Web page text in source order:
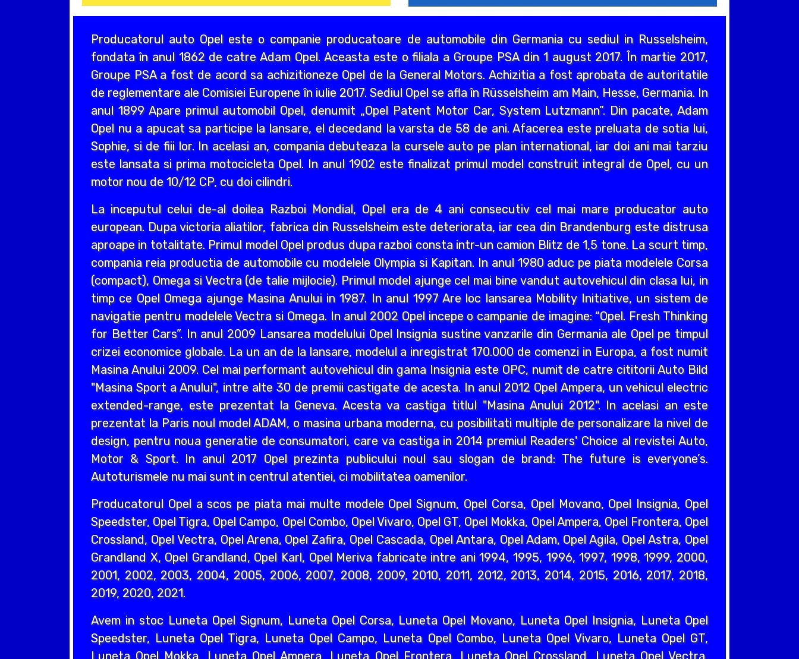
Producatorul auto Opel este o companie producatoare de automobile din Germania cu sediul in Russelsheim,
fondata în anul 1862 de catre Adam Opel. Aceasta este o filiala a Groupe PSA din 1 august 2017. În martie 2017,
Groupe PSA a fost de acord sa achizitioneze Opel de la General Motors. Achizitia a fost aprobata de autoritatile
de reglementare ale Comisiei Europene în iulie 2017. Sediul Opel se afla în Rüsselsheim am Main, Hesse, Germania. In
anul 1899 Apare primul automobil Opel, denumit „Opel Patent Motor Car, System Lutzmann”. Din pacate, Adam
Opel nu a apucat sa participe la lansare, el decedand la varsta de 58 de ani. Afacerea este preluata de sotia lui,
Sophie, si de fiii lor. In acelasi an, compania debuteaza la cursele auto pe plan international, iar doi ani mai tarziu
este lansata si prima motocicleta Opel. In anul 1902 este finalizat primul model construit integral de Opel, cu un
motor nou de 10/12 CP, cu doi cilindri.
La inceputul celui de-al doilea Razboi Mondial, Opel era de 4 ani consecutiv cel mai mare producator auto
european. Dupa victoria aliatilor, fabrica din Russelsheim este deteriorata, iar cea din Brandenburg este distrusa
aproape in totalitate. Primul model Opel produs dupa razboi consta intr-un camion Blitz de 1,5 tone. La scurt timp,
compania reia productia de automobile cu modelele Olympia si Kapitan. In anul 1980 aduc pe piata modelele Corsa
(compact), Omega si Vectra (de talie mijlocie). Primul model ajunge cel mai bine vandut autovehicul din clasa lui, in
timp ce Opel Omega ajunge Masina Anului in 1987. In anul 1997 Are loc lansarea Mobility Initiative, un sistem de
navigatie pentru modelele Vectra si Omega. In anul 2002 Opel incepe o campanie de imagine: “Opel. Fresh Thinking
for Better Cars”. In anul 2009 Lansarea modelului Opel Insignia sustine vanzarile din Germania ale Opel pe timpul
crizei economice globale. La un an de la lansare, modelul a inregistrat 170.000 de comenzi in Europa, a fost numit
Masina Anului 2009. Cel mai performant autovehicul din gama Insignia este OPC, numit de catre cititorii Auto Bild
"Masina Sport a Anului", intre alte 30 de premii castigate de acesta. In anul 2012 Opel Ampera, un vehicul electric
extended-range, este prezentat la Geneva. Acesta va castiga titlul "Masina Anului 2012". In acelasi an este
prezentat la Paris noul model ADAM, o masina urbana moderna, cu posibilitati multiple de personalizare la nivel de
design, pentru noua generatie de consumatori, care va castiga in 2014 premiul Readers' Choice al revistei Auto,
Motor & Sport. In anul 2017 Opel prezinta publicului noul sau slogan de brand: The future is everyone’s.
Autoturismele nu mai sunt in centrul atentiei, ci mobilitatea oamenilor.
Producatorul Opel a scos pe piata mai multe modele Opel Signum, Opel Corsa, Opel Movano, Opel Insignia, Opel
Speedster, Opel Tigra, Opel Campo, Opel Combo, Opel Vivaro, Opel GT, Opel Mokka, Opel Ampera, Opel Frontera, Opel
Crossland, Opel Vectra, Opel Arena, Opel Zafira, Opel Cascada, Opel Antara, Opel Adam, Opel Agila, Opel Astra, Opel
Grandland X, Opel Grandland, Opel Karl, Opel Meriva fabricate intre ani 1994, 1995, 1996, 1997, 1998, 1999, 2000,
2001, 2002, 2003, 2004, 2005, 2006, 2007, 2008, 2009, 2010, 2011, 2012, 2013, 2014, 2015, 2016, 2017, 2018,
2019, 2020, 2021.
Avem in stoc Luneta Opel Signum, Luneta Opel Corsa, Luneta Opel Movano, Luneta Opel Insignia, Luneta Opel
Speedster, Luneta Opel Tigra, Luneta Opel Campo, Luneta Opel Combo, Luneta Opel Vivaro, Luneta Opel GT,
Luneta Opel Mokka, Luneta Opel Ampera, Luneta Opel Frontera, Luneta Opel Crossland, Luneta Opel Vectra,